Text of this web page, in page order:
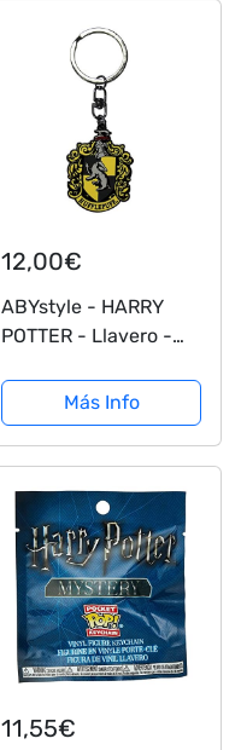
12,00€
ABYstyle - HARRY
POTTER - Llavero -
Más Info
11,55€